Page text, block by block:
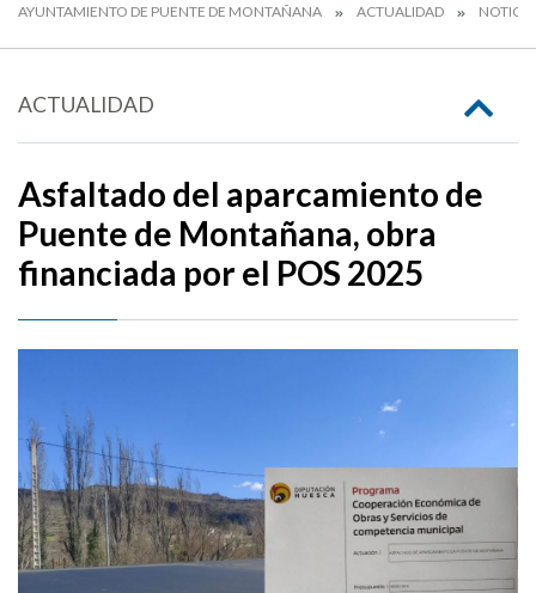
AYUNTAMIENTO DE PUENTE DE MONTAÑANA ACTUALIDAD
ACTUALIDAD
Asfaltado del aparcamiento de
Puente de Montañana, obra
financiada por el POS 2025